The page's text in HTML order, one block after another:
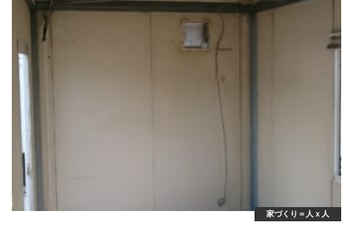
家づくり＝人ｘ人